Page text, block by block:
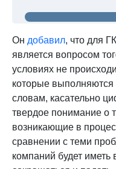
Он добавил, что для
является вопросом
условиях не
которые выполняются
словам, касательно
твердое понимание о
возникающие в
сравнении с теми
компаний будет иметь